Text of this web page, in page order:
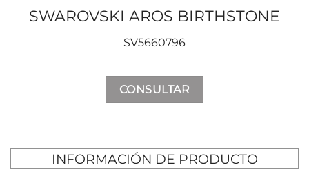
SWAROVSKI AROS BIRTHSTONE
SV5660796
CONSULTAR
INFORMACIÓN DE PRODUCTO